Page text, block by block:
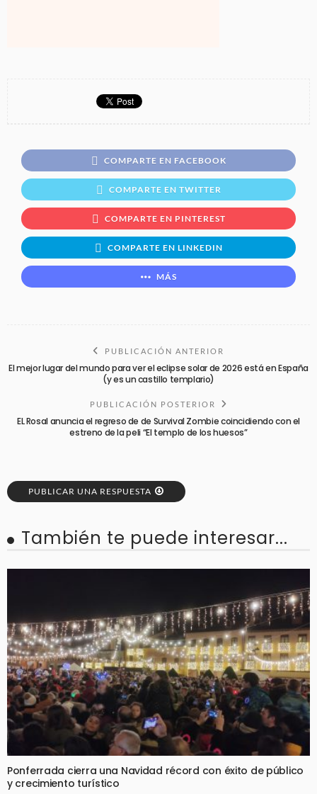
COMPARTE EN FACEBOOK
COMPARTE EN TWITTER
COMPARTE EN PINTEREST
COMPARTE EN LINKEDIN
MÁS
PUBLICACIÓN ANTERIOR
El mejor lugar del mundo para ver el eclipse solar de 2026 está en España
(y es un castillo templario)
PUBLICACIÓN POSTERIOR
EL Rosal anuncia el regreso de de Survival Zombie coincidiendo con el
estreno de la peli “El templo de los huesos”
PUBLICAR UNA RESPUESTA
También te puede interesar...
Ponferrada cierra una Navidad récord con éxito de público
y crecimiento turístico